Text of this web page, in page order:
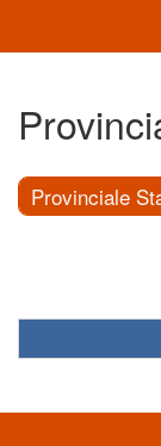
Provinciale